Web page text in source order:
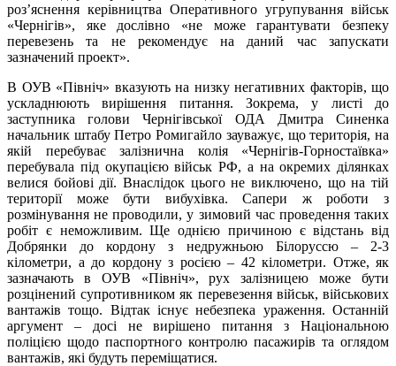
роз’яснення керівництва Оперативного угрупування військ
«Чернігів», яке дослівно «не може гарантувати безпеку
перевезень та не рекомендує на даний час запускати
зазначений проект».
В ОУВ «Північ» вказують на низку негативних факторів, що
ускладнюють вирішення питання. Зокрема, у листі до
заступника голови Чернігівської ОДА Дмитра Синенка
начальник штабу Петро Ромигайло зауважує, що територія, на
якій перебуває залізнична колія «Чернігів-Горностаївка»
перебувала під окупацією військ РФ, а на окремих ділянках
велися бойові дії. Внаслідок цього не виключено, що на тій
території може бути вибухівка. Сапери ж роботи з
розмінування не проводили, у зимовий час проведення таких
робіт є неможливим. Ще однією причиною є відстань від
Добрянки до кордону з недружньою Білоруссю – 2-3
кілометри, а до кордону з росією – 42 кілометри. Отже, як
зазначають в ОУВ «Північ», рух залізницею може бути
розцінений супротивником як перевезення військ, військових
вантажів тощо. Відтак існує небезпека ураження. Останній
аргумент – досі не вирішено питання з Національною
поліцією щодо паспортного контролю пасажирів та оглядом
вантажів, які будуть переміщатися.